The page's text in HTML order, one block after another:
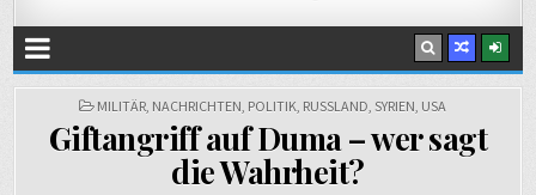
POSTED
MILITÄR, NACHRICHTEN, POLITIK, RUSSLAND, SYRIEN, USA
Giftangriff auf Duma – wer sagt
die Wahrheit?